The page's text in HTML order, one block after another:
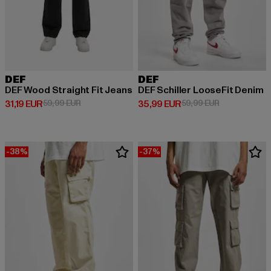
DEF
DEF Wood Straight Fit Jeans
31,19 EUR
Derzeitiger Preis: 31,19 EUR
59,99 EURAktionspreis: 59,99 EUR
DEF
DEF Schiller LooseFit Denim
35,99 EUR
Derzeitiger Preis: 35,99 EUR
59,99 EURAktionspreis:
-38% -37%